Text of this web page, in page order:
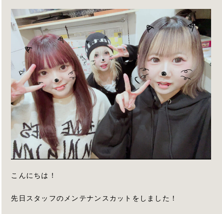
こんにちは！
先日スタッフのメンテナンスカットをしました！